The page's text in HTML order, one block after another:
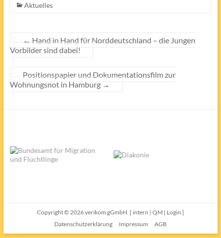
Aktuelles
← Hand in Hand für Norddeutschland – die Jungen
Vorbilder sind dabei!
Positionspapier und Dokumentationsfilm zur
Wohnungsnot in Hamburg →
Copyright © 2026verikom gGmbH. [ intern | QM | Login ]
Datenschutzerklärung
Impressum AGB